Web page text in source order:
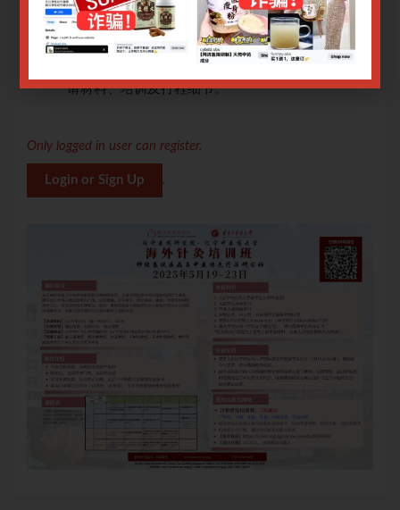
需自行申报CPE学分（共12学分，1C类别），申报
材料及教程将由主办单位提供。
报名成功后负责人将与您进一步联系住宿安排、申
请材料、培训及行程细节。
Only logged in user can register.
Login or Sign Up .